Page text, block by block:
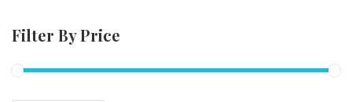
Filter By Price